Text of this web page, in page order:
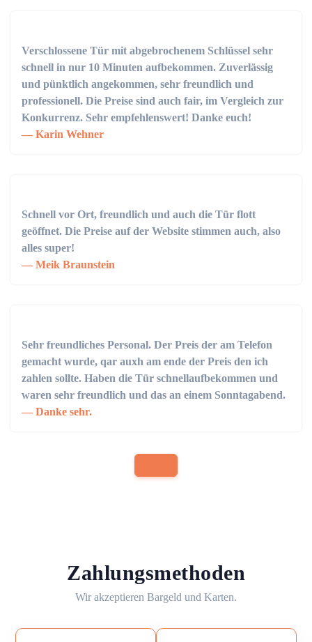
Verschlossene Tür mit abgebrochenem Schlüssel sehr
schnell in nur 10 Minuten aufbekommen. Zuverlässig
und pünktlich angekommen, sehr freundlich und
professionell. Die Preise sind auch fair, im Vergleich zur
Konkurrenz. Sehr empfehlenswert! Danke euch!
Karin Wehner
Schnell vor Ort, freundlich und auch die Tür flott
geöffnet. Die Preise auf der Website stimmen auch, also
alles super!
Meik Braunstein
Sehr freundliches Personal. Der Preis der am Telefon
gemacht wurde, qar auxh am ende der Preis den ich
zahlen sollte. Haben die Tür schnellaufbekommen und
waren sehr freundlich und das an einem Sonntagabend.
Danke sehr.
Zahlungsmethoden
Wir akzeptieren Bargeld und Karten.